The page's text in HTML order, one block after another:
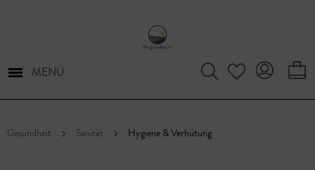
MENÜ
Gesundheit Sanität Hygiene & Verhütung